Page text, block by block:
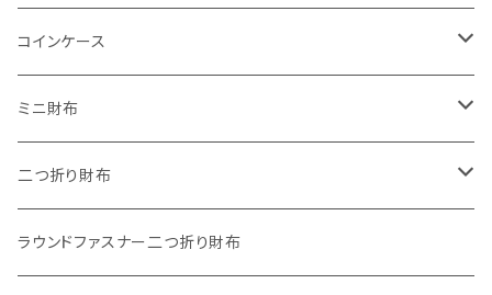
"子供の絵"キーホルダー
"餞別"キーホルダー
"うちの子"ペットキーホルダー
コインケース
ワンタッチコインケース ブライドルレザー
ワンタッチコインケース ブッテーロ
ワンタッチコインケース 国産革
ミニ財布
"Jack"マイクロウォレット(三つ折り式)
"Ripper"マイクロウォレット(三つ折り式)
二つ折り財布
"Basic"アートウォレット
ラウンドファスナー二つ折り財布